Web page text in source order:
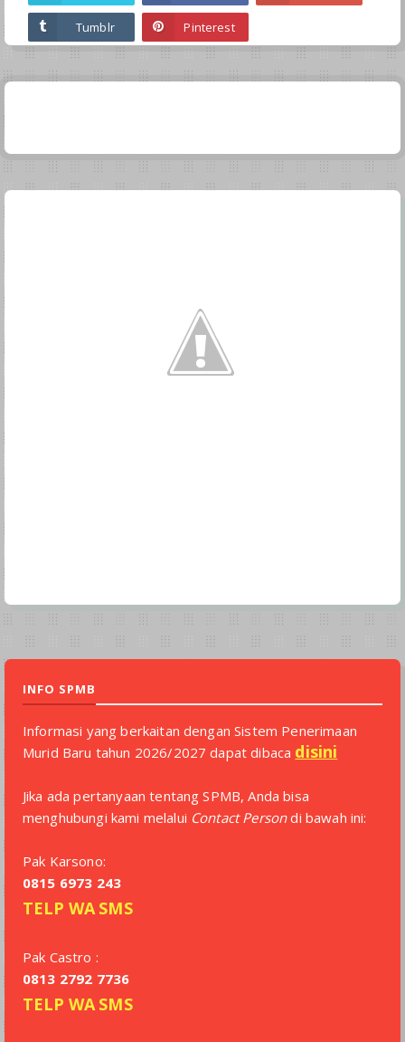
Tumblr Pinterest
INFO SPMB
Informasi yang berkaitan dengan Sistem Penerimaan
Murid Baru tahun 2026/2027 dapat dibaca disini
Jika ada pertanyaan tentang SPMB, Anda bisa
menghubungi kami melalui Contact Persondi bawah ini:
Pak Karsono:
0815 6973 243
TELP WA SMS
Pak Castro :
0813 2792 7736
TELP WA SMS